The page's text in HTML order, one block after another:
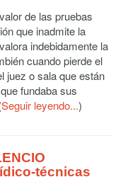
de las pruebas
que inadmite la
indebidamente la
cuando pierde el
juez o sala que están
fundaba sus
Seguir leyendo...)
técnicas